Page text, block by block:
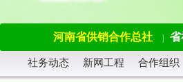
河南省供销合作总社 省
社务动态 新网工程 合作组织